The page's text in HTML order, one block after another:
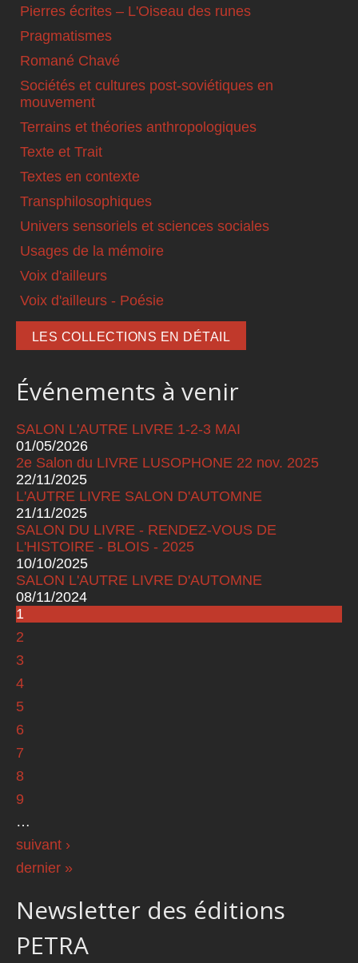
Pierres écrites – L'Oiseau des runes
Pragmatismes
Romané Chavé
Sociétés et cultures post-soviétiques en
mouvement
Terrains et théories anthropologiques
Texte et Trait
Textes en contexte
Transphilosophiques
Univers sensoriels et sciences sociales
Usages de la mémoire
Voix d'ailleurs
Voix d'ailleurs - Poésie
LES COLLECTIONS EN DÉTAIL
Événements à venir
SALON L'AUTRE LIVRE 1-2-3 MAI
01/05/2026
2e Salon du LIVRE LUSOPHONE 22 nov. 2025
22/11/2025
L'AUTRE LIVRE SALON D'AUTOMNE
21/11/2025
SALON DU LIVRE - RENDEZ-VOUS DE
L'HISTOIRE - BLOIS - 2025
10/10/2025
SALON L'AUTRE LIVRE D'AUTOMNE
08/11/2024
Pages
1
2
3
4
5
6
7
8
9
…
suivant ›
dernier »
Newsletter des éditions
PETRA